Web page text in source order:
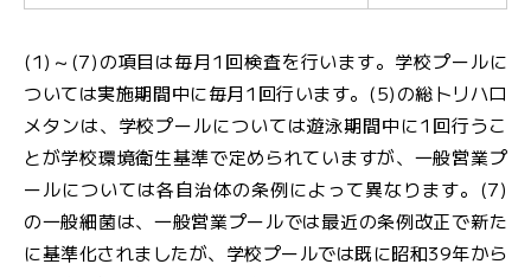
(1)～(7)の項目は毎月1回検査を行います。学校プールに
ついては実施期間中に毎月1回行います。(5)の総トリハロ
メタンは、学校プールについては遊泳期間中に1回行うこ
とが学校環境衛生基準で定められていますが、一般営業プ
ールについては各自治体の条例によって異なります。(7)
の一般細菌は、一般営業プールでは最近の条例改正で新た
に基準化されましたが、学校プールでは既に昭和39年から